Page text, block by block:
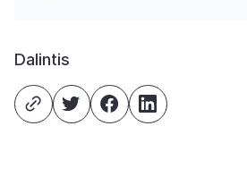
Dalintis